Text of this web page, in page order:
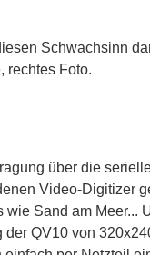
Schwachsinn
rechtes Foto.
über die
Video-Digitizer
Sand am Meer...
QV10 von